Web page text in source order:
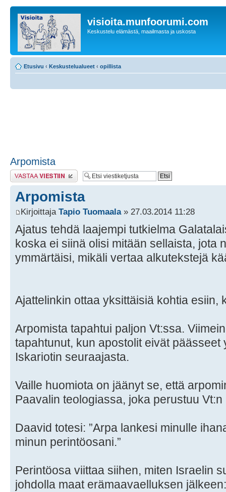
visioita.munfoorumi.com
Keskustelu elämästä, maailmasta ja uskosta
Etusivu ‹ Keskustelualueet ‹ opillista
Arpomista
Lähetä vastaus
Arpomista
Kirjoittaja Tapio Tuomaala» 27.03.2014 11:28
Ajatus tehdä laajempi tutkielma
koska ei siinä olisi mitään sellaista, jota
ymmärtäisi, mikäli vertaa alkutekstejä
Ajattelinkin ottaa yksittäisiä kohtia esiin,
Arpomista tapahtui paljon Vt:ssa.
tapahtunut, kun apostolit eivät
Iskariotin seuraajasta.
Vaille huomiota on jäänyt se, että
Paavalin teologiassa, joka perustuu
Daavid totesi: ”Arpa lankesi minulle
minun perintöosani.”
Perintöosa viittaa siihen, miten Israelin
johdolla maat erämaavaelluksen jälkeen: